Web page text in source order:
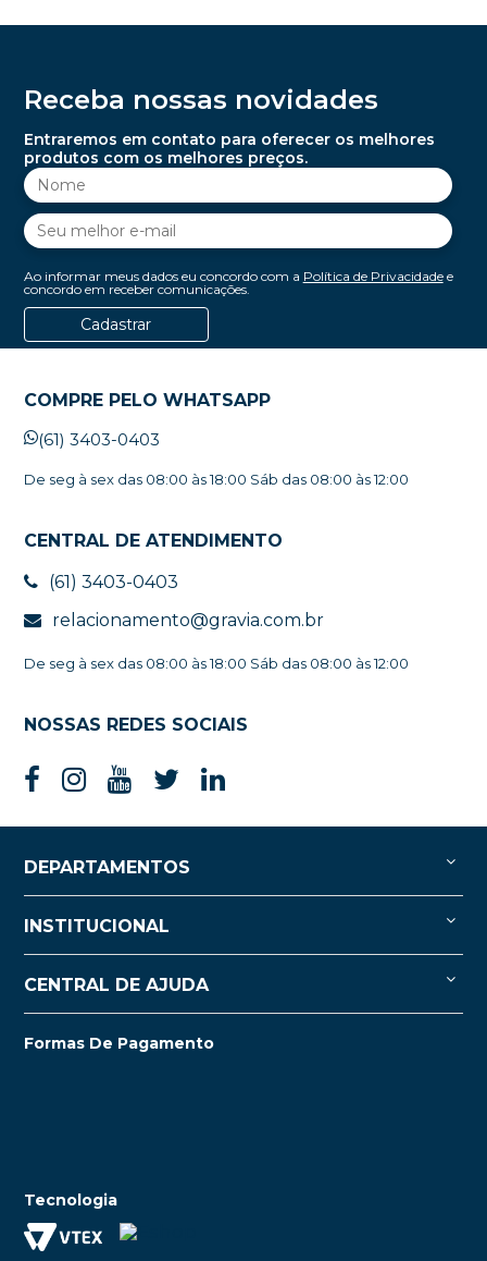
Receba nossas novidades
Entraremos em contato para oferecer os melhores
produtos com os melhores preços.
Ao informar meus dados eu concordo com a Política de Privacidadee
concordo em receber comunicações.
Cadastrar
COMPRE PELO WHATSAPP
(61) 3403-0403
De seg à sex das 08:00 às 18:00 Sáb das 08:00 às 12:00
CENTRAL DE ATENDIMENTO
(61) 3403-0403
relacionamento@gravia.com.br
De seg à sex das 08:00 às 18:00 Sáb das 08:00 às 12:00
NOSSAS REDES SOCIAIS
DEPARTAMENTOS
INSTITUCIONAL
CENTRAL DE AJUDA
Formas De Pagamento
Tecnologia